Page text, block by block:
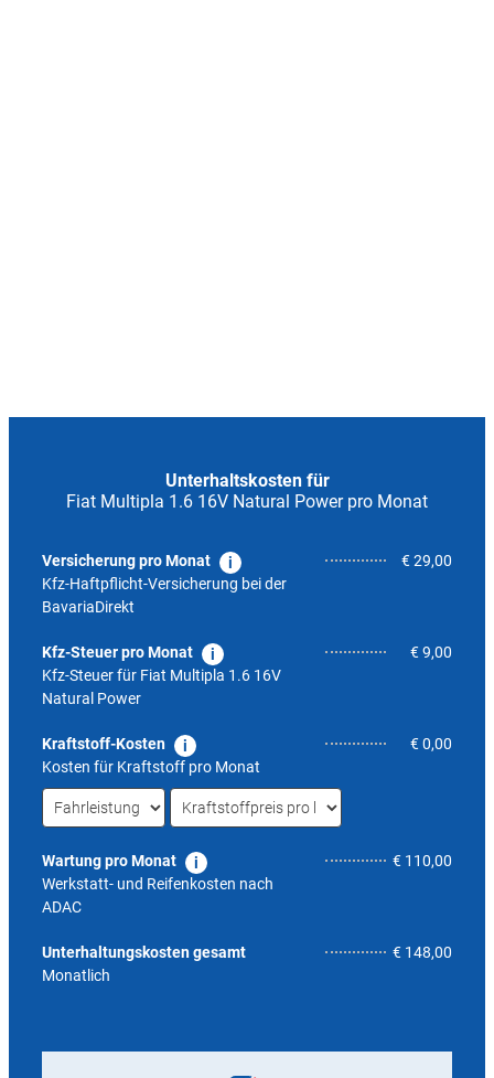
Unterhaltskosten für
Fiat Multipla 1.6 16V Natural Power pro Monat
Versicherung pro Monat
Kfz-Haftpflicht-Versicherung bei der
BavariaDirekt
€ 29,00
Kfz-Steuer pro Monat
Kfz-Steuer für Fiat Multipla 1.6 16V
Natural Power
€ 9,00
Kraftstoff-Kosten
Kosten für Kraftstoff pro Monat
€ 0,00
Wartung pro Monat
Werkstatt- und Reifenkosten nach
ADAC
€ 110,00
Unterhaltungskosten gesamt
Monatlich
€ 148,00